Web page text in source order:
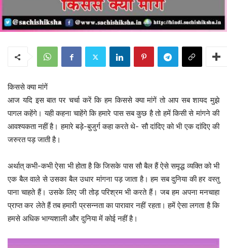
किससे क्या मांगें
आज यदि इस बात पर चर्चा करें कि हम किससे क्या मांगें तो आप सब शायद मुझे
पागल कहेंगे। यही कहना चाहेंगे कि हमारे पास सब कुछ है तो हमें किसी से मांगने की
आवश्यकता नहीं है। हमारे बड़े-बुजुर्ग कहा करते थे- सौ दांदिए को भी एक दांदिए की
जरुरत पड़ जाती है।
अर्थात् कभी-कभी ऐसा भी होता है कि जिसके पास सौ बैल हैं ऐसे समृद्ध व्यक्ति को भी
एक बैल वाले से उसका बैल उधार मांगना पड़ जाता है। हम सब दुनिया की हर वस्तु
पाना चाहते हैं। उसके लिए जी तोड़ परिश्रम भी करते हैं। जब हम अपना मनचाहा
प्राप्त कर लेते हैं तब हमारी प्रसन्नता का पारावार नहीं रहता। हमें ऐसा लगता है कि
हमसे अधिक भाग्यशाली और दुनिया में कोई नहीं है।